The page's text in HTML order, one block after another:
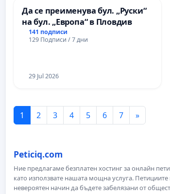
Да се преименува бул. „Руски“
на бул. „Европа“ в Пловдив
141 подписи
129 Подписи / 7 дни
29 Jul 2026
1 2 3 4 5 6 7 »
Peticiq.com
Ние предлагаме безплатен хостинг за онлайн
като използвате нашата мощна услуга.
невероятен начин да бъдете забелязани от